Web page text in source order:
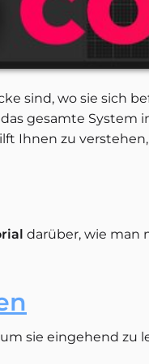
sind, wo sie sich
gesamte
Ihnen zu
darüber, wie man
sie eingehend zu